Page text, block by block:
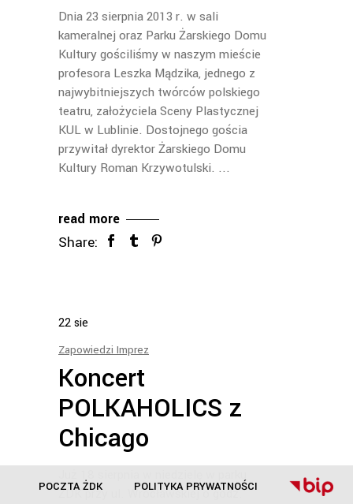
POLITYKA PRYWATNOŚCI
POCZTA ŻDK
Dnia 23 sierpnia 2013 r. w sali
kameralnej oraz Parku Żarskiego Domu
Kultury gościliśmy w naszym mieście
profesora Leszka Mądzika, jednego z
najwybitniejszych twórców polskiego
teatru, założyciela Sceny Plastycznej
KUL w Lublinie. Dostojnego gościa
przywitał dyrektor Żarskiego Domu
Kultury Roman Krzywotulski.
read more
Share:
22sie
Zapowiedzi Imprez
Koncert
POLKAHOLICS z
Chicago
ŻDK przy ul. Wrocławskiej o godz.